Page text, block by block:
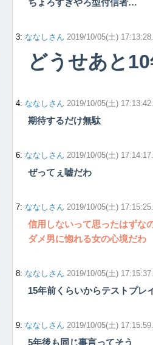
ちょろすぎやろ型付信者…
3: ななしさん 2019/10/05(土)
どうせあと
4: ななしさん 2019/10/05(土)
期待するだけ無駄
6: ななしさん 2019/10/05(土)
ぜってぇ嘘だわ
7: ななしさん 2019/10/05(土)
信用しないって思ったはずな
ダメ男に惚れる女の心境だわ
8: ななしさん 2019/10/05(土)
15年前くらいからテストプレ
9: ななしさん 2019/10/05(土)
5年後も同じ事言ってそう